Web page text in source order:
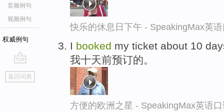
音频例句
视频例句
权威例句
go
top
返回词典
快乐的休息日下午 - SpeakingMax英
I booked my ticket about 10
我十天前预订的。
方便的欧洲之星 - SpeakingMax英语